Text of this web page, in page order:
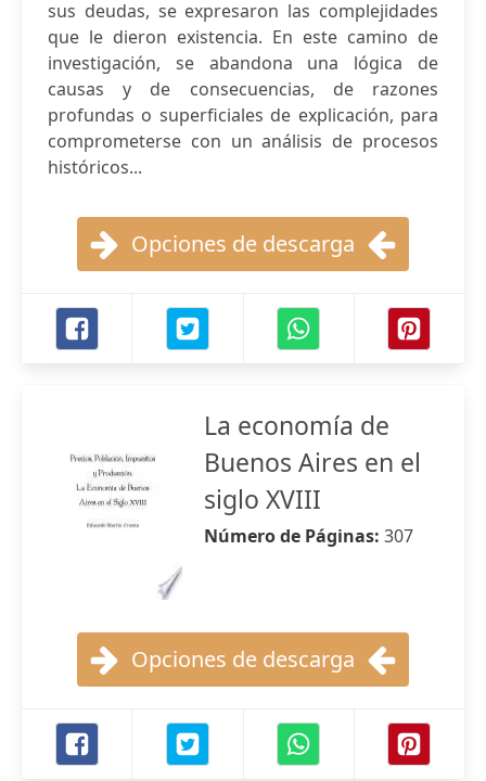
sus deudas, se expresaron las complejidades
que le dieron existencia. En este camino de
investigación, se abandona una lógica de
causas y de consecuencias, de razones
profundas o superficiales de explicación, para
comprometerse con un análisis de procesos
históricos...
Opciones de descarga
La economía de
Buenos Aires en el
siglo XVIII
Número de Páginas: 307
Opciones de descarga